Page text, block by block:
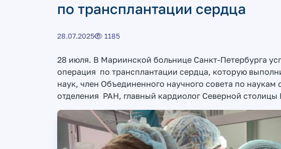
по трансплантации сердца
28.07.2025 1185
28 июля. В Мариинской больнице Санкт-Петербурга
операция по трансплантации сердца, которую
наук, член Объединенного научного совета по наукам
отделения РАН, главный кардиолог Северной столицы